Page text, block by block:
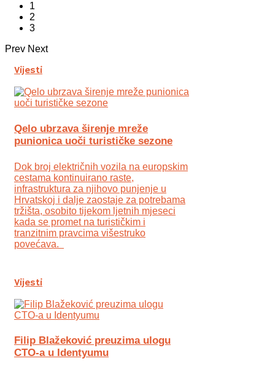
1
2
3
Prev Next
Vijesti
Qelo ubrzava širenje mreže
punionica uoči turističke sezone
Dok broj električnih vozila na europskim
cestama kontinuirano raste,
infrastruktura za njihovo punjenje u
Hrvatskoj i dalje zaostaje za potrebama
tržišta, osobito tijekom ljetnih mjeseci
kada se promet na turističkim i
tranzitnim pravcima višestruko
povećava.
Vijesti
Filip Blažeković preuzima ulogu
CTO-a u Identyumu